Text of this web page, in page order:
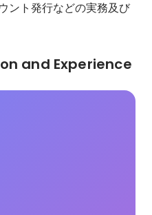
ント発行などの実務及び